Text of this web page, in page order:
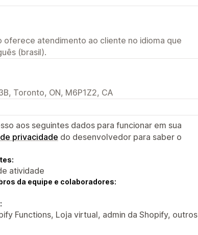
oferece atendimento ao cliente no idioma que
(brasil).
Toronto, ON, M6P1Z2, CA
aos seguintes dados para funcionar em sua
privacidade do desenvolvedor para saber o
atividade
da equipe e colaboradores:
Functions, Loja virtual, admin da Shopify, outros